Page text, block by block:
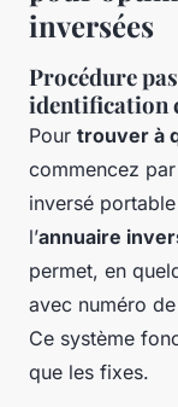
inversées
Procédure
identification
Pour trouver à
commencez
inversé
l’annuaire
permet, en
avec numéro
Ce système
que les fixes.